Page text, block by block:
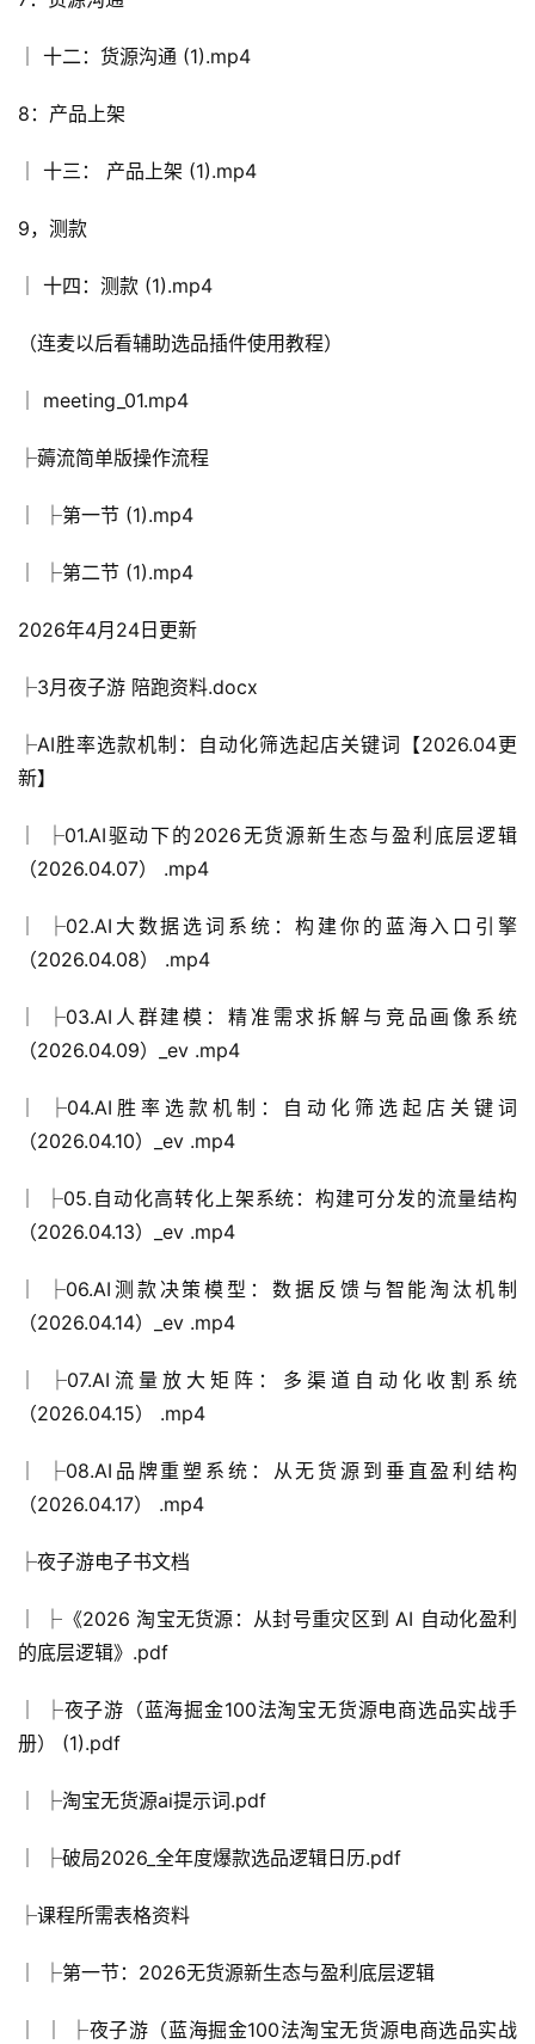
│ 十二：货源沟通 (1).mp4
8：产品上架
│ 十三： 产品上架 (1).mp4
9，测款
│ 十四：测款 (1).mp4
（连麦以后看辅助选品插件使用教程）
│ meeting_01.mp4
├薅流简单版操作流程
│ ├第一节 (1).mp4
│ ├第二节 (1).mp4
2026年4月24日更新
├3月夜子游 陪跑资料.docx
├AI胜率选款机制：自动化筛选起店关键词【2026.04更
新】
│ ├01.AI驱动下的2026无货源新生态与盈利底层逻辑
（2026.04.07） .mp4
│ ├02.AI大数据选词系统：构建你的蓝海入口引擎
（2026.04.08） .mp4
│ ├03.AI人群建模：精准需求拆解与竞品画像系统
（2026.04.09）_ev .mp4
│ ├04.AI胜率选款机制：自动化筛选起店关键词
（2026.04.10）_ev .mp4
│ ├05.自动化高转化上架系统：构建可分发的流量结构
（2026.04.13）_ev .mp4
│ ├06.AI测款决策模型：数据反馈与智能淘汰机制
（2026.04.14）_ev .mp4
│ ├07.AI流量放大矩阵：多渠道自动化收割系统
（2026.04.15） .mp4
│ ├08.AI品牌重塑系统：从无货源到垂直盈利结构
（2026.04.17） .mp4
├夜子游电子书文档
│ ├《2026 淘宝无货源：从封号重灾区到 AI 自动化盈利
的底层逻辑》.pdf
│ ├夜子游（蓝海掘金100法淘宝无货源电商选品实战手
册） (1).pdf
│ ├淘宝无货源ai提示词.pdf
│ ├破局2026_全年度爆款选品逻辑日历.pdf
├课程所需表格资料
│ ├第一节：2026无货源新生态与盈利底层逻辑
│ │ ├夜子游（蓝海掘金100法淘宝无货源电商选品实战